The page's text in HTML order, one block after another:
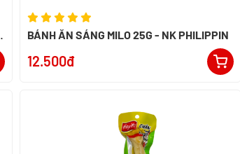
BÁNH ĂN SÁNG MILO 25G - NK PHILIPPIN
12.500đ